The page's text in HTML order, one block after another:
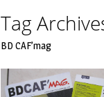
Tag
BD CAF’mag